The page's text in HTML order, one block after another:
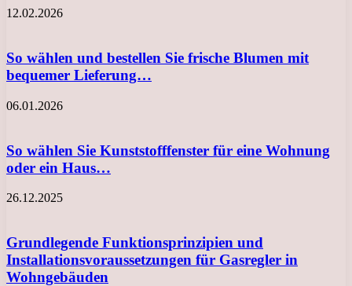
12.02.2026
So wählen und bestellen Sie frische Blumen mit
bequemer Lieferung…
06.01.2026
So wählen Sie Kunststofffenster für eine Wohnung
oder ein Haus…
26.12.2025
Grundlegende Funktionsprinzipien und
Installationsvoraussetzungen für Gasregler in
Wohngebäuden